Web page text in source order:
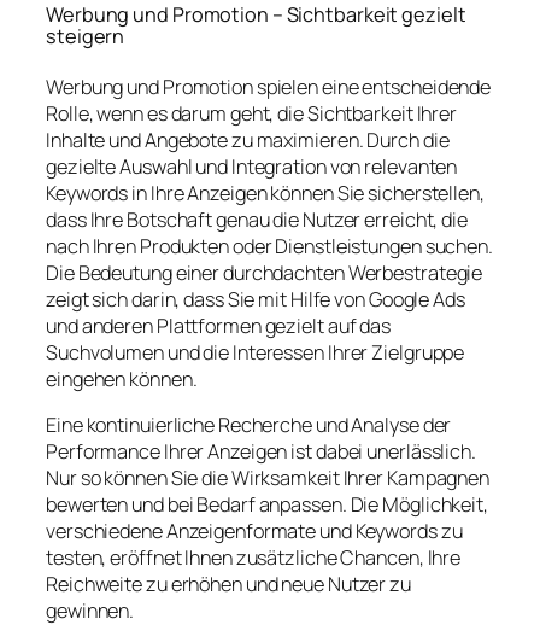
Werbung und Promotion – Sichtbarkeit gezielt
steigern
Werbung und Promotion spielen eine entscheidende
Rolle, wenn es darum geht, die Sichtbarkeit Ihrer
Inhalte und Angebote zu maximieren. Durch die
gezielte Auswahl und Integration von relevanten
Keywords in Ihre Anzeigen können Sie sicherstellen,
dass Ihre Botschaft genau die Nutzer erreicht, die
nach Ihren Produkten oder Dienstleistungen suchen.
Die Bedeutung einer durchdachten Werbestrategie
zeigt sich darin, dass Sie mit Hilfe von Google Ads
und anderen Plattformen gezielt auf das
Suchvolumen und die Interessen Ihrer Zielgruppe
eingehen können.
Eine kontinuierliche Recherche und Analyse der
Performance Ihrer Anzeigen ist dabei unerlässlich.
Nur so können Sie die Wirksamkeit Ihrer Kampagnen
bewerten und bei Bedarf anpassen. Die Möglichkeit,
verschiedene Anzeigenformate und Keywords zu
testen, eröffnet Ihnen zusätzliche Chancen, Ihre
Reichweite zu erhöhen und neue Nutzer zu
gewinnen.